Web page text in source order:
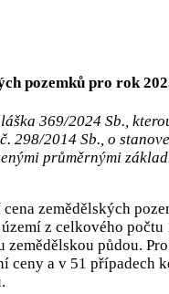
pozemků pro rok
369/2024 Sb.,
298/2014 Sb., o
průměrnými
zemědělských
z celkového počtu
zemědělskou půdou.
ceny a v 51 případech